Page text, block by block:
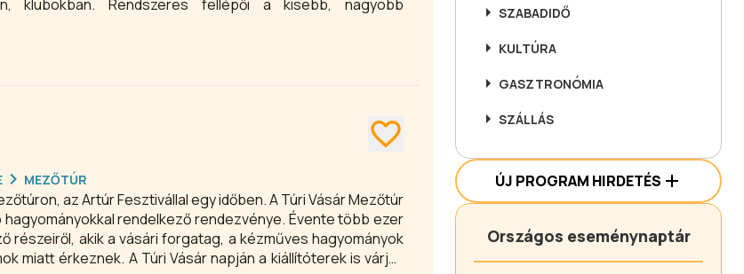
klubokban. Rendszeres fellépői a kisebb, nagyobb
MEZŐTÚR
az Artúr Fesztivállal egy időben. A Túri Vásár Mezőtúr
rendelkező rendezvénye. Évente több ezer
részeiről, akik a vásári forgatag, a kézműves hagyományok
miatt érkeznek. A Túri Vásár napján a kiállítóterek is várják
SZABADIDŐ
KULTÚRA
GASZTRONÓMIA
SZÁLLÁS
ÚJ PROGRAM HIRDETÉS
Országos eseménynaptár